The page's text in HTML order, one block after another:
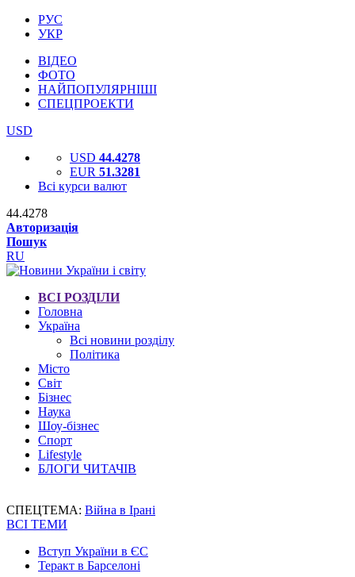
РУС
УКР
ВІДЕО
ФОТО
НАЙПОПУЛЯРНІШІ
СПЕЦПРОЕКТИ
USD
USD 44.4278
EUR 51.3281
Всі курси валют
44.4278
Авторизація
Пошук
RU
ВСІ РОЗДІЛИ
Головна
Україна
Всі новини розділу
Політика
Місто
Світ
Бізнес
Наука
Шоу-бізнес
Спорт
Lifestyle
БЛОГИ ЧИТАЧІВ
СПЕЦТЕМА: Війна в Ірані
ВСІ ТЕМИ
Вступ України в ЄС
Теракт в Барселоні